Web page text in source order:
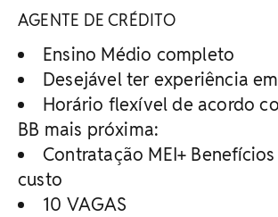
AGENTE DE CRÉDITO
Ensino Médio completo
Desejável ter experiência
Horário flexível de acordo
BB mais próxima:
Contratação MEI+
custo
10 VAGAS